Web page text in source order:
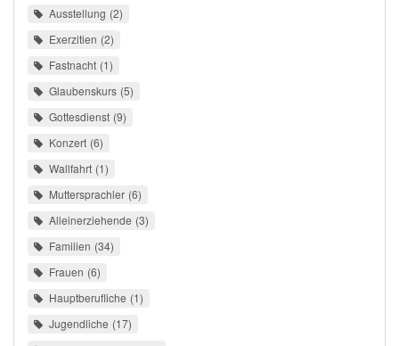
Ausstellung 2
Exerzitien 2
Fastnacht 1
Glaubenskurs 5
Gottesdienst 9
Konzert 6
Wallfahrt 1
Muttersprachler 6
Alleinerziehende 3
Familien 34
Frauen 6
Hauptberufliche 1
Jugendliche 17